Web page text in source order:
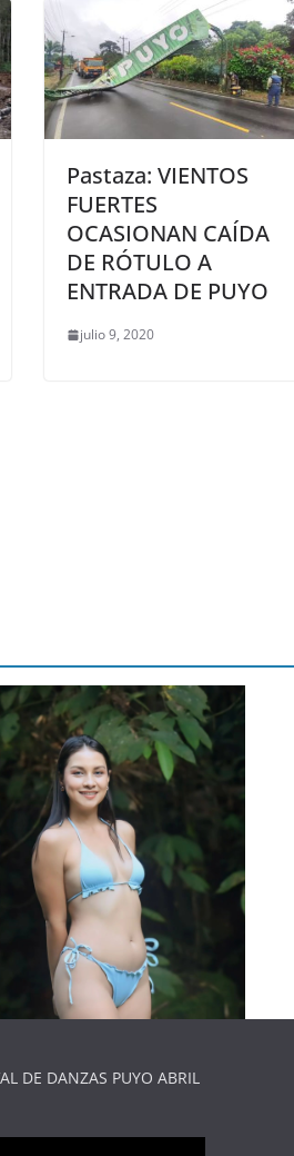
Pastaza: VIENTOS
FUERTES
OCASIONAN CAÍDA
DE RÓTULO A
ENTRADA DE PUYO
julio 9, 2020
DE DANZAS PUYO ABRIL